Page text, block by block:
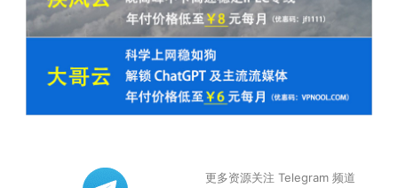
更多资源关注 Telegram 频道